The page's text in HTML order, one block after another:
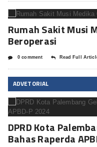
Rumah Sakit Musi
Beroperasi
0 comment Read Full
ADVETORIAL
DPRD Kota
Bahas Raperda